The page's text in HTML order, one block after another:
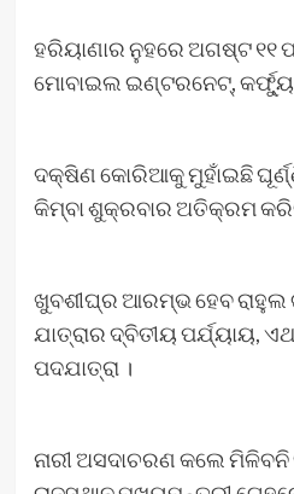
ହରିୟାଣାର ନୁହରେ ଅଗଷ୍ଟ ୧୧
ମୋବାଇଲ ଇଣ୍ଟରନେଟ୍‌,
ଦକ୍ଷିଣ କୋରିଆକୁ ମୁହାଁଇଛି
କିମ୍ବା ଶୁକ୍ରବାର ଅତିକ୍ରମ
ଖୁବଶୀଘ୍ର ଆରମ୍ଭ ହେବ ରାହୁଲ
ଯାତ୍ରାର ଦ୍ବିତୀୟ ପର୍ଯ୍ୟାୟ,
ପଦଯାତ୍ରା ।
ନାରୀ ଅସଦାଚରଣ କଲେ ମିଳିବନି